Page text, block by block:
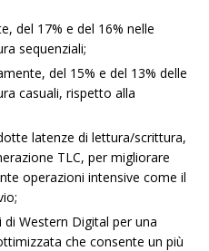
del 17% e del 16% nelle
sequenziali;
del 15% e del 13% delle
casuali, rispetto alla
latenze di lettura/scrittura,
TLC, per migliorare
operazioni intensive come il
Western Digital per una
che consente un più